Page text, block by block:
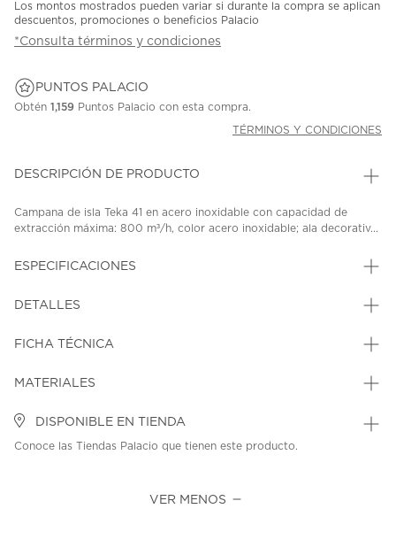
Los montos mostrados pueden variar si durante la compra se aplican
descuentos, promociones o beneficios Palacio
*Consulta términos y condiciones
PUNTOS PALACIO
Obtén 1,159 Puntos Palacio con esta compra.
TÉRMINOS Y CONDICIONES
DESCRIPCIÓN DE PRODUCTO
Campana de isla Teka 41 en acero inoxidable con capacidad de
extracción máxima: 800 m³/h, color acero inoxidable; ala decorativ...
ESPECIFICACIONES
DETALLES
FICHA TÉCNICA
MATERIALES
DISPONIBLE EN TIENDA
Conoce las Tiendas Palacio que tienen este producto.
VER MENOS